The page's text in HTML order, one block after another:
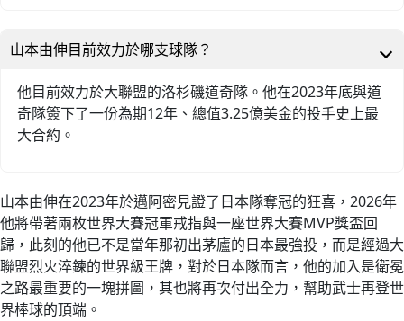
山本由伸目前效力於哪支球隊？
他目前效力於大聯盟的洛杉磯道奇隊。他在2023年底與道
奇隊簽下了一份為期12年、總值3.25億美金的投手史上最
大合約。
山本由伸在2023年於邁阿密見證了日本隊奪冠的狂喜，2026年
他將帶著兩枚世界大賽冠軍戒指與一座世界大賽MVP獎盃回
歸，此刻的他已不是當年那初出茅廬的日本最強投，而是經過大
聯盟烈火淬鍊的世界級王牌，對於日本隊而言，他的加入是衛冕
之路最重要的一塊拼圖，其也將再次付出全力，幫助武士再登世
界棒球的頂端。